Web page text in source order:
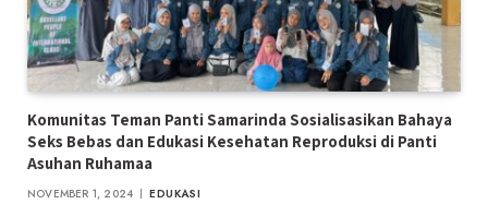
Komunitas Teman Panti Samarinda Sosialisasikan Bahaya
Seks Bebas dan Edukasi Kesehatan Reproduksi di Panti
Asuhan Ruhamaa
NOVEMBER 1, 2024 EDUKASI